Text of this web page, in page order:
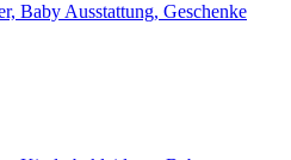
Baby Ausstattung, Geschenke